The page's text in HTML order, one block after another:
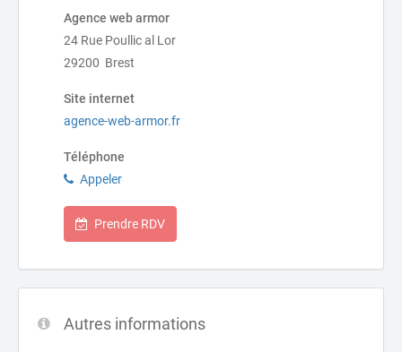
Agence web armor
24 Rue Poullic al Lor
29200 Brest
Site internet
agence-web-armor.fr
Téléphone
Appeler
Prendre RDV
Autres informations